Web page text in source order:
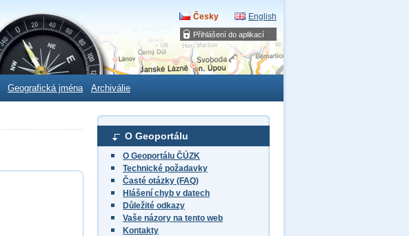
Přihlášení do aplikací
Česky English
Geografická jména Archiválie
O Geoportálu
O Geoportálu ČÚZK
Technické požadavky
Časté otázky (FAQ)
Hlášení chyb v datech
Důležité odkazy
Vaše názory na tento web
Kontakty